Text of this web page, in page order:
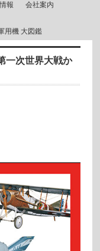
報 会社案内
用機 大図鑑
一次世界大戦か